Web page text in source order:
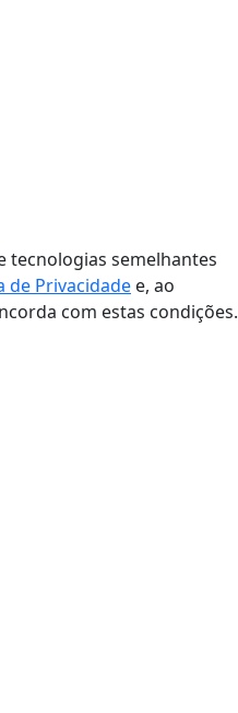
tecnologias semelhantes
de Privacidade e, ao
com estas condições.